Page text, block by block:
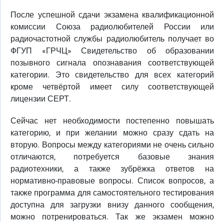
После успешной сдачи экзамена квалификационной
комиссии Союза радиолюбителей России или
радиочастотной службы радиолюбитель получает во
ФГУП «ГРЧЦ» Свидетельство об образовании
позывного сигнала опознавания соответствующей
категории. Это свидетельство для всех категорий
кроме четвёртой имеет силу соответствующей
лицензии СЕРТ.
Сейчас нет необходимости постепенно повышать
категорию, и при желании можно сразу сдать на
вторую. Вопросы между категориями не очень сильно
отличаются, потребуется базовые знания
радиотехники, а также зубрёжка ответов на
нормативно-правовые вопросы. Список вопросов, а
также программа для самостоятельного тестирования
доступна для загрузки внизу данного сообщения,
можно потренироваться. Так же экзамен можно